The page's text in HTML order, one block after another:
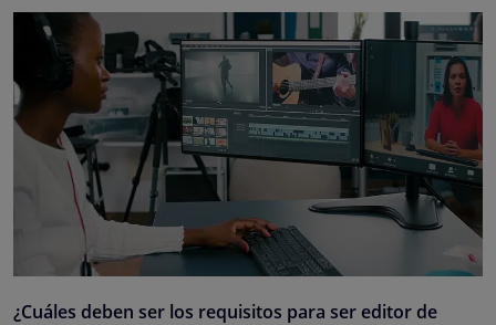
¿Cuáles deben ser los requisitos para ser editor de